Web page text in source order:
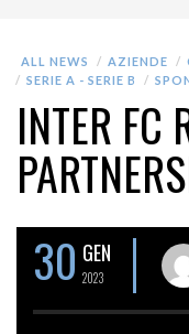
ALL NEWS AZIENDE
SERIE A - SERIE B
INTER FC
30 GEN
2023